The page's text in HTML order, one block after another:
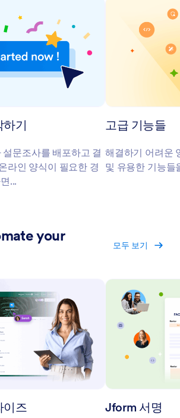
기
문조사를 배포하고 결
라인 양식이 필요한 경
...
고급 기능들
해결하기 어려운
및 유용한 기능들
your
모두 보기
이즈 Jform 서명